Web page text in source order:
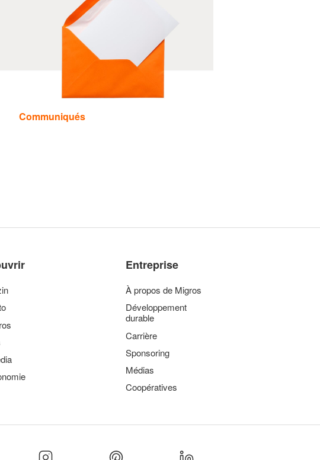
Communiqués
Entreprise
À propos de Migros
Développement
durable
Carrière
Sponsoring
Médias
Coopératives